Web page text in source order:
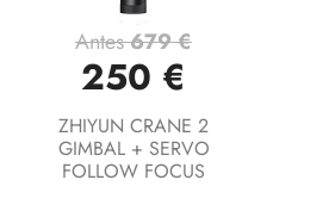
Antes679 €
250 €
ZHIYUN CRANE 2
GIMBAL + SERVO
FOLLOW FOCUS